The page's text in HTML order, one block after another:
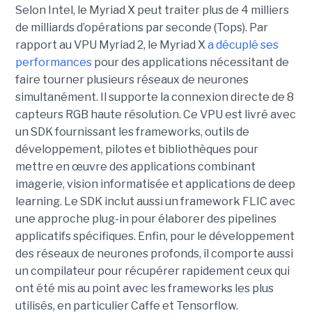
Selon Intel, le Myriad X peut traiter plus de 4 milliers
de milliards d’opérations par seconde (Tops). Par
rapport au VPU Myriad 2, le Myriad Xa décuplé ses
performancespour des applications nécessitant de
faire tourner plusieurs réseaux de neurones
simultanément. Il supporte la connexion directe de 8
capteurs RGB haute résolution. Ce VPU est livré avec
un SDK fournissant les frameworks, outils de
développement, pilotes et bibliothèques pour
mettre en œuvre des applications combinant
imagerie, vision informatisée et applications de deep
learning. Le SDK inclut aussi un framework FLIC avec
une approche plug-in pour élaborer des pipelines
applicatifs spécifiques. Enfin, pour le développement
des réseaux de neurones profonds, il comporte aussi
un compilateur pour récupérer rapidement ceux qui
ont été mis au point avec les frameworks les plus
utilisés, en particulier Caffe et Tensorflow.